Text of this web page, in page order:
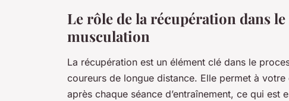
Le rôle de la récupération dans le
musculation
La récupération est un élément clé dans le
coureurs de longue distance. Elle permet à
après chaque séance d’entraînement, ce qui est